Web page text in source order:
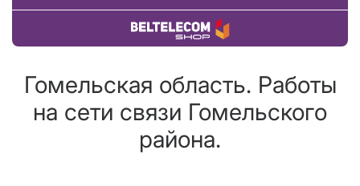
Купить товар
Гомельская область. Работы
на сети связи Гомельского
района.